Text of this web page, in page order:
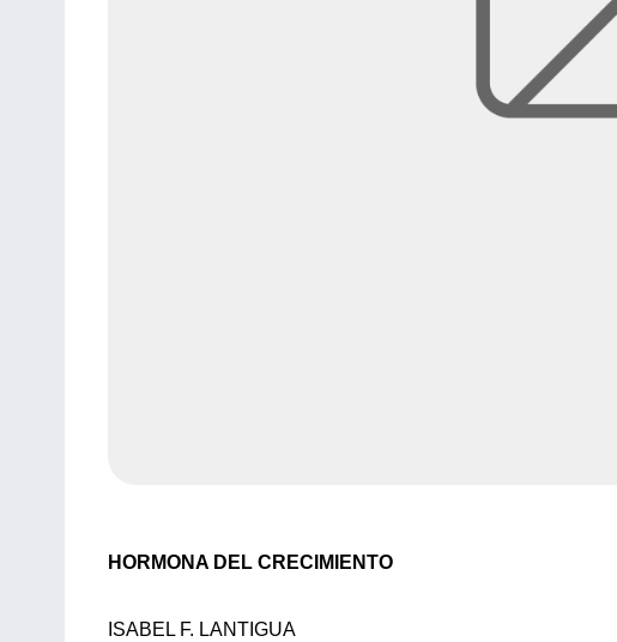
HORMONA DEL CRECIMIENTO
ISABEL F. LANTIGUA